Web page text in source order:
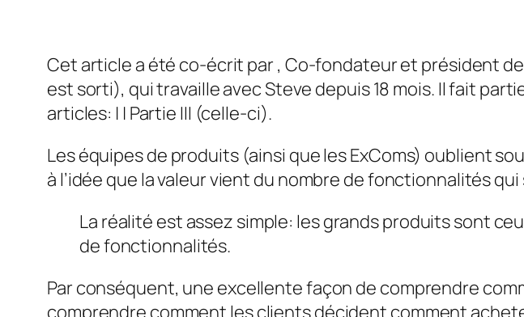
Cet article a été co-écrit par , Co-fondateur et président
est sorti), qui travaille avec Steve depuis 18 mois. Il fait
articles: | | Partie III (celle-ci).
Les équipes de produits (ainsi que les ExComs) oublient
à l’idée que la valeur vient du nombre de fonctionnalités
La réalité est assez simple: les grands produits sont
de fonctionnalités.
Par conséquent, une excellente façon de comprendre